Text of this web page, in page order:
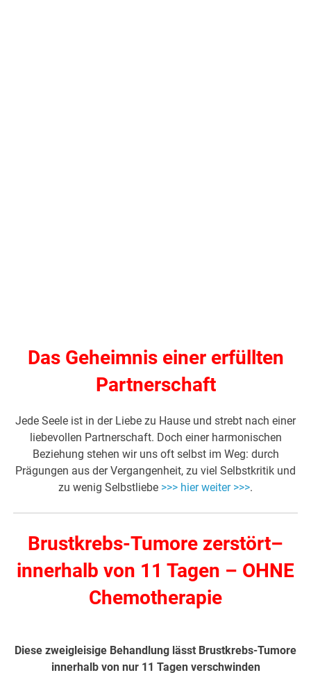
Das Geheimnis einer erfüllten
Partnerschaft
Jede Seele ist in der Liebe zu Hause und strebt nach einer
liebevollen Partnerschaft. Doch einer harmonischen
Beziehung stehen wir uns oft selbst im Weg: durch
Prägungen aus der Vergangenheit, zu viel Selbstkritik und
zu wenig Selbstliebe >>> hier weiter >>>.
Brustkrebs-Tumore zerstört–
innerhalb von 11 Tagen – OHNE
Chemotherapie
Diese zweigleisige Behandlung lässt Brustkrebs-Tumore
innerhalb von nur 11 Tagen verschwinden